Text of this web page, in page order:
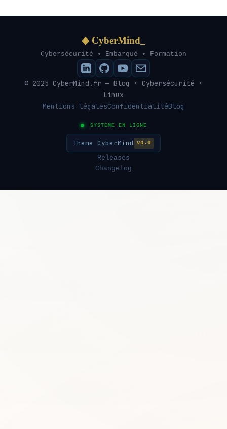
◆ CyberMind_
Cybersécurité • Embarqué • Formation
© 2025 CyberMind.fr — Blog • Cybersécurité •
Linux
Mentions légalesConfidentialitéBlog
SYSTEME EN LIGNE
Theme CyberMind v4.0
Releases
Changelog